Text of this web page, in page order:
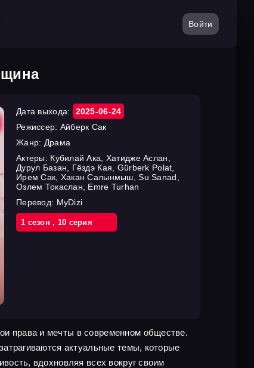
Войти
Дата выхода:
2025-06-24
Режиссер: Айберк Сак
Жанр: Драма
Актеры: Кубилай Ака, Хатидже Аслан,
Дурул Базан, Гёздэ Кая, Gürberk Polat,
Ирем Сак, Хакан Салынмыш, Su Sanad,
Озлем Токаслан, Emre Turhan
Перевод: MyDizi
1 cезон, 10 cерия
права и мечты в современном обществе.
актуальные темы, которые
вдохновляя всех вокруг своим